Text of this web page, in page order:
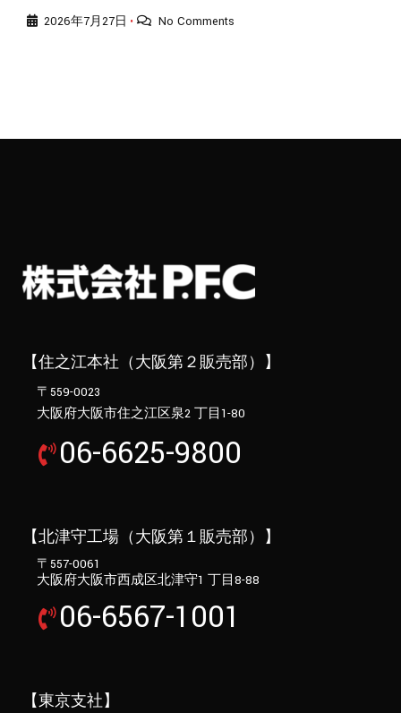
2026年7月27日 • No Comments
【住之江本社（大阪第２販売部）】
〒559-0023
大阪府大阪市住之江区泉2 丁目1-80
06-6625-9800
【北津守工場（大阪第１販売部）】
〒557-0061
大阪府大阪市西成区北津守1 丁目8-88
06-6567-1001
【東京支社】